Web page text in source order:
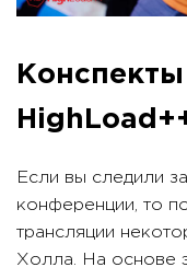
Если вы следили
конференции, то
трансляции
Холла. На основе